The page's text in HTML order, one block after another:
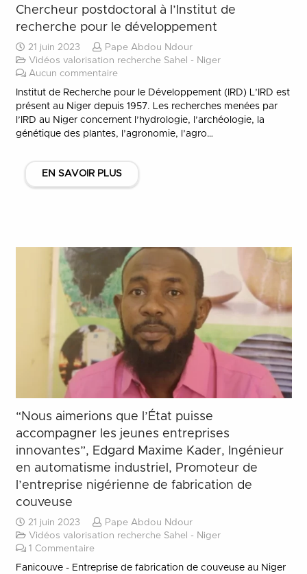
Chercheur postdoctoral à l’Institut de
recherche pour le développement
21 juin 2023
Pape Abdou Ndour
Vidéos valorisation recherche Sahel - Niger
Aucun commentaire
Institut de Recherche pour le Développement (IRD) L’IRD est
présent au Niger depuis 1957. Les recherches menées par
l’IRD au Niger concernent l’hydrologie, l’archéologie, la
génétique des plantes, l’agronomie, l’agro…
EN SAVOIR PLUS
“Nous aimerions que l’État puisse
accompagner les jeunes entreprises
innovantes”, Edgard Maxime Kader, Ingénieur
en automatisme industriel, Promoteur de
l’entreprise nigérienne de fabrication de
couveuse
21 juin 2023
Pape Abdou Ndour
Vidéos valorisation recherche Sahel - Niger
1 Commentaire
Fanicouve - Entreprise de fabrication de couveuse au Niger